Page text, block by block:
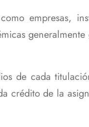
empresas,
generalmente
de cada
crédito de la